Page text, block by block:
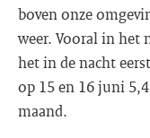
boven onze
weer. Vooral in het
het in de nacht
op 15 en 16 juni
maand.